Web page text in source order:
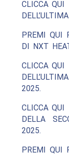
CLICCA QUI
PREMI QUI
DI NXT
CLICCA QUI
2025.
CLICCA QUI
DELLA
2025.
PREMI QUI